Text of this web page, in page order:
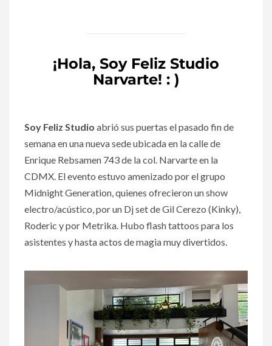
¡Hola, Soy Feliz Studio
Narvarte! : )
Soy Feliz Studio abrió sus puertas el pasado fin de
semana en una nueva sede ubicada en la calle de
Enrique Rebsamen 743 de la col. Narvarte en la
CDMX. El evento estuvo amenizado por el grupo
Midnight Generation, quienes ofrecieron un show
electro/acústico, por un Dj set de Gil Cerezo (Kinky),
Roderic y por Metrika. Hubo flash tattoos para los
asistentes y hasta actos de magia muy divertidos.